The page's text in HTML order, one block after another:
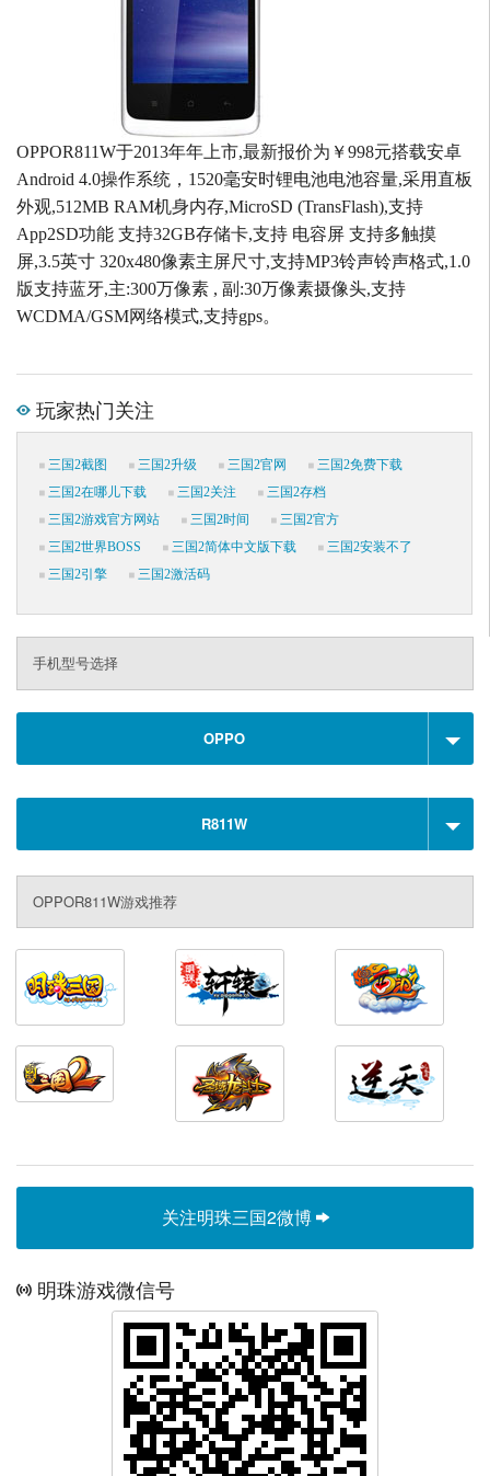
OPPOR811W于2013年年上市,最新报价为￥998元搭载安卓
Android 4.0操作系统，1520毫安时锂电池电池容量,采用直板
外观,512MB RAM机身内存,MicroSD (TransFlash),支持
App2SD功能 支持32GB存储卡,支持 电容屏 支持多触摸
屏,3.5英寸 320x480像素主屏尺寸,支持MP3铃声铃声格式,1.0
版支持蓝牙,主:300万像素 , 副:30万像素摄像头,支持
WCDMA/GSM网络模式,支持gps。
玩家热门关注
三国2截图 三国2升级 三国2官网
三国2免费下载
三国2在哪儿下载
三国2关注
三国2存档
三国2游戏官方网站
三国2时间
三国2官方
三国2世界BOSS
三国2简体中文版下载
三国2安装不了
三国2引擎
三国2激活码
手机型号选择
OPPO
R811W
OPPOR811W游戏推荐
关注明珠三国2微博
明珠游戏微信号